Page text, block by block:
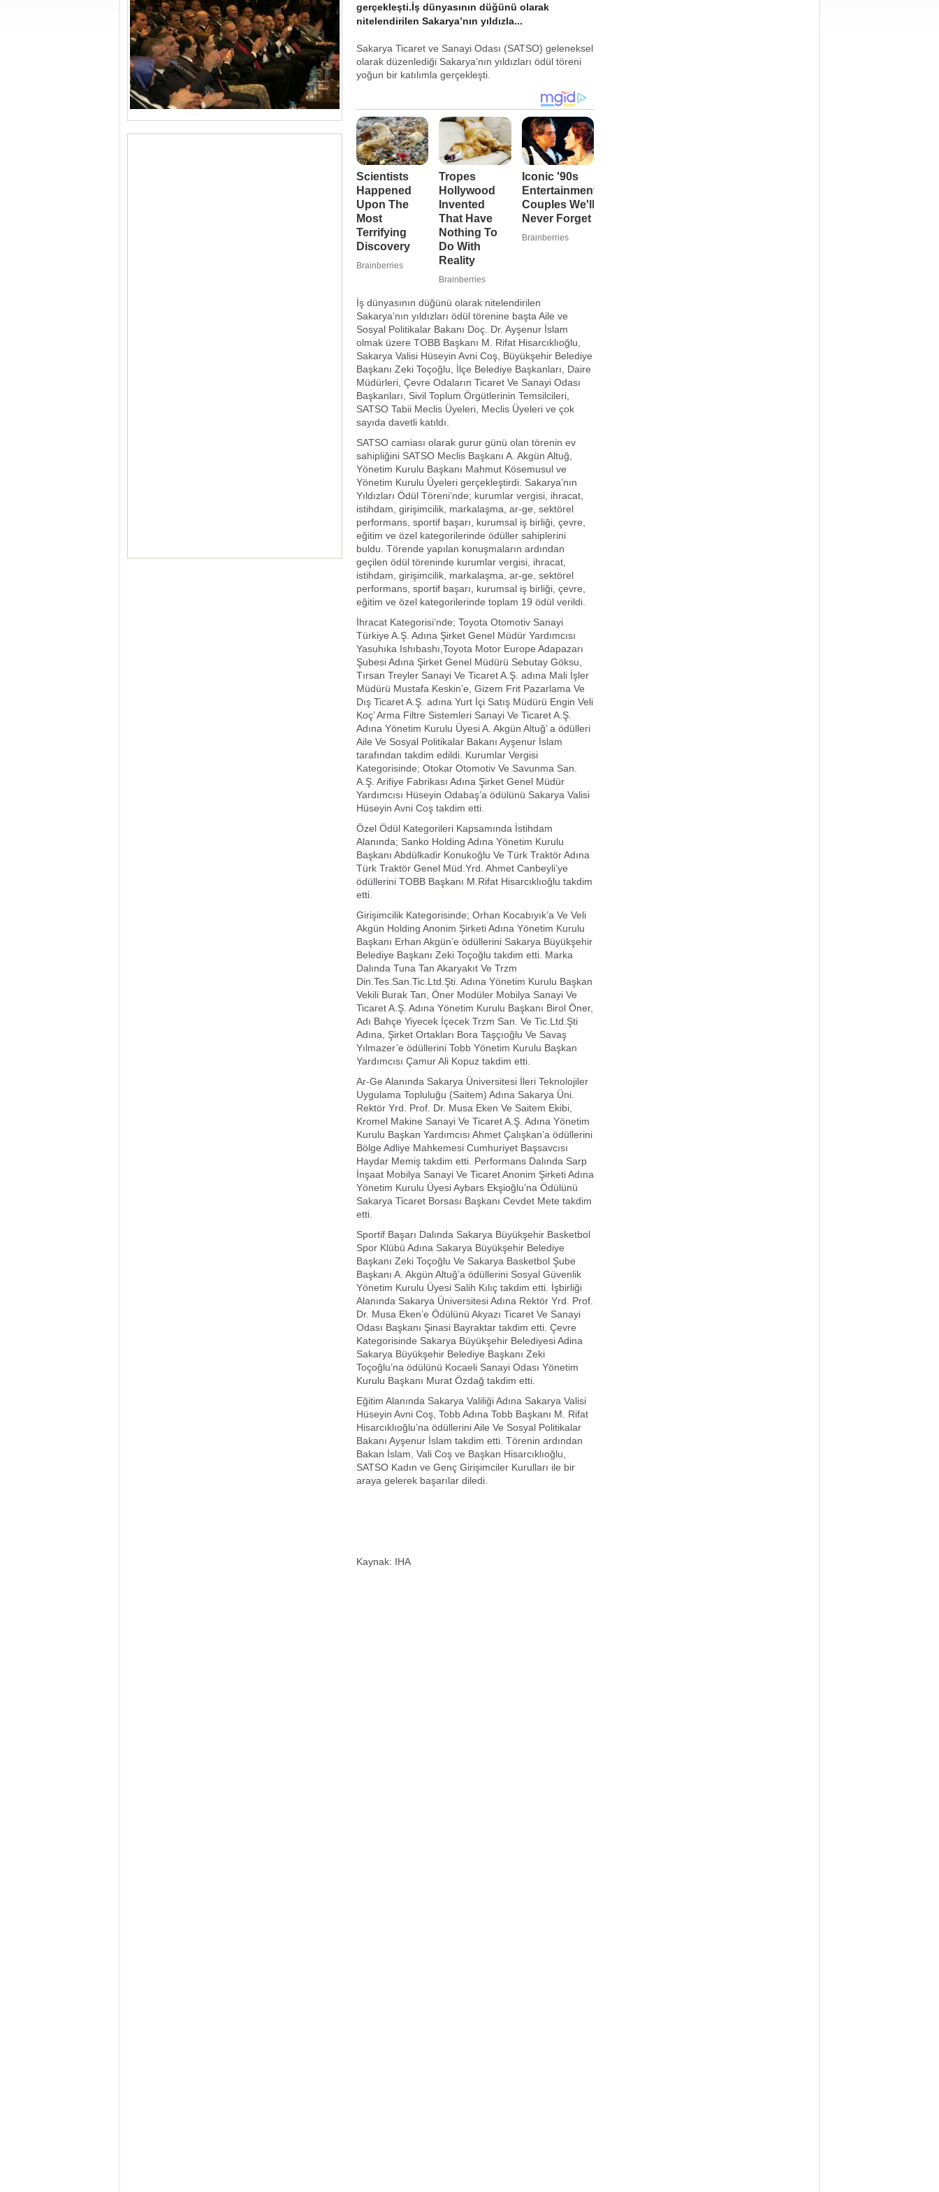
gerçekleşti.İş dünyasının düğünü olarak
nitelendirilen Sakarya’nın yıldızla...
Sakarya Ticaret ve Sanayi Odası (SATSO) geleneksel
olarak düzenlediği Sakarya’nın yıldızları ödül töreni
yoğun bir katılımla gerçekleşti.
İş dünyasının düğünü olarak nitelendirilen
Sakarya’nın yıldızları ödül törenine başta Aile ve
Sosyal Politikalar Bakanı Doç. Dr. Ayşenur İslam
olmak üzere TOBB Başkanı M. Rifat Hisarcıklıoğlu,
Sakarya Valisi Hüseyin Avni Coş, Büyükşehir Belediye
Başkanı Zeki Toçoğlu, İlçe Belediye Başkanları, Daire
Müdürleri, Çevre Odaların Ticaret Ve Sanayi Odası
Başkanları, Sivil Toplum Örgütlerinin Temsilcileri,
SATSO Tabii Meclis Üyeleri, Meclis Üyeleri ve çok
sayıda davetli katıldı.
SATSO camiası olarak gurur günü olan törenin ev
sahipliğini SATSO Meclis Başkanı A. Akgün Altuğ,
Yönetim Kurulu Başkanı Mahmut Kösemusul ve
Yönetim Kurulu Üyeleri gerçekleştirdi. Sakarya’nın
Yıldızları Ödül Töreni’nde; kurumlar vergisi, ihracat,
istihdam, girişimcilik, markalaşma, ar-ge, sektörel
performans, sportif başarı, kurumsal iş birliği, çevre,
eğitim ve özel kategorilerinde ödüller sahiplerini
buldu. Törende yapılan konuşmaların ardından
geçilen ödül töreninde kurumlar vergisi, ihracat,
istihdam, girişimcilik, markalaşma, ar-ge, sektörel
performans, sportif başarı, kurumsal iş birliği, çevre,
eğitim ve özel kategorilerinde toplam 19 ödül verildi.
İhracat Kategorisi’nde; Toyota Otomotiv Sanayi
Türkiye A.Ş. Adına Şirket Genel Müdür Yardımcısı
Yasuhıka Ishıbashı,Toyota Motor Europe Adapazarı
Şubesi Adına Şirket Genel Müdürü Sebutay Göksu,
Tırsan Treyler Sanayi Ve Ticaret A.Ş. adına Mali İşler
Müdürü Mustafa Keskin’e, Gizem Frit Pazarlama Ve
Dış Ticaret A.Ş. adına Yurt İçi Satış Müdürü Engin Veli
Koç’ Arma Filtre Sistemleri Sanayi Ve Ticaret A.Ş.
Adına Yönetim Kurulu Üyesi A. Akgün Altuğ’ a ödülleri
Aile Ve Sosyal Politikalar Bakanı Ayşenur İslam
tarafından takdim edildi. Kurumlar Vergisi
Kategorisinde; Otokar Otomotiv Ve Savunma San.
A.Ş. Arifiye Fabrikası Adına Şirket Genel Müdür
Yardımcısı Hüseyin Odabaş’a ödülünü Sakarya Valisi
Hüseyin Avni Coş takdim etti.
Özel Ödül Kategorileri Kapsamında İstihdam
Alanında; Sanko Holding Adına Yönetim Kurulu
Başkanı Abdülkadir Konukoğlu Ve Türk Traktör Adına
Türk Traktör Genel Müd.Yrd. Ahmet Canbeyli’ye
ödüllerini TOBB Başkanı M.Rifat Hisarcıklıoğlu takdim
etti.
Girişimcilik Kategorisinde; Orhan Kocabıyık’a Ve Veli
Akgün Holding Anonim Şirketi Adına Yönetim Kurulu
Başkanı Erhan Akgün’e ödüllerini Sakarya Büyükşehir
Belediye Başkanı Zeki Toçoğlu takdim etti. Marka
Dalında Tuna Tan Akaryakıt Ve Trzm
Din.Tes.San.Tic.Ltd.Şti. Adına Yönetim Kurulu Başkan
Vekili Burak Tan, Öner Modüler Mobilya Sanayi Ve
Ticaret A.Ş. Adına Yönetim Kurulu Başkanı Birol Öner,
Adı Bahçe Yiyecek İçecek Trzm San. Ve Tic.Ltd.Şti
Adına, Şirket Ortakları Bora Taşçıoğlu Ve Savaş
Yılmazer’e ödüllerini Tobb Yönetim Kurulu Başkan
Yardımcısı Çamur Ali Kopuz takdim etti.
Ar-Ge Alanında Sakarya Üniversitesi İleri Teknolojiler
Uygulama Topluluğu (Saitem) Adına Sakarya Üni.
Rektör Yrd. Prof. Dr. Musa Eken Ve Saitem Ekibi,
Kromel Makine Sanayi Ve Ticaret A.Ş. Adına Yönetim
Kurulu Başkan Yardımcısı Ahmet Çalışkan’a ödüllerini
Bölge Adliye Mahkemesi Cumhuriyet Başsavcısı
Haydar Memiş takdim etti. Performans Dalında Sarp
İnşaat Mobilya Sanayi Ve Ticaret Anonim Şirketi Adına
Yönetim Kurulu Üyesi Aybars Ekşioğlu’na Ödülünü
Sakarya Ticaret Borsası Başkanı Cevdet Mete takdim
etti.
Sportif Başarı Dalında Sakarya Büyükşehir Basketbol
Spor Klübü Adına Sakarya Büyükşehir Belediye
Başkanı Zeki Toçoğlu Ve Sakarya Basketbol Şube
Başkanı A. Akgün Altuğ’a ödüllerini Sosyal Güvenlik
Yönetim Kurulu Üyesi Salih Kılıç takdim etti. İşbirliği
Alanında Sakarya Üniversitesi Adına Rektör Yrd. Prof.
Dr. Musa Eken’e Ödülünü Akyazı Ticaret Ve Sanayi
Odası Başkanı Şinasi Bayraktar takdim etti. Çevre
Kategorisinde Sakarya Büyükşehir Belediyesi Adina
Sakarya Büyükşehir Belediye Başkanı Zeki
Toçoğlu’na ödülünü Kocaeli Sanayi Odası Yönetim
Kurulu Başkanı Murat Özdağ takdim etti.
Eğitim Alanında Sakarya Valiliği Adına Sakarya Valisi
Hüseyin Avni Coş, Tobb Adına Tobb Başkanı M. Rifat
Hisarcıklıoğlu’na ödüllerini Aile Ve Sosyal Politikalar
Bakanı Ayşenur İslam takdim etti. Törenin ardından
Bakan İslam, Vali Coş ve Başkan Hisarcıklıoğlu,
SATSO Kadın ve Genç Girişimciler Kurulları ile bir
araya gelerek başarılar diledi.
Kaynak: IHA